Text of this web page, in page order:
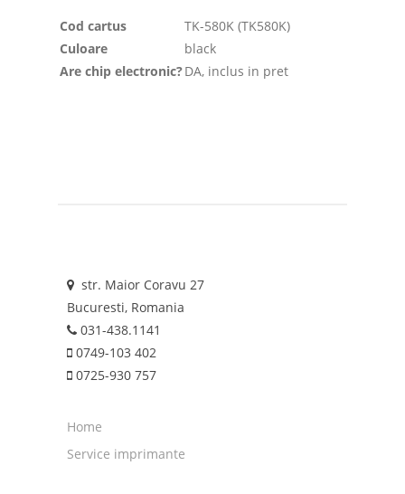
Cod cartus
TK-580K (TK580K)
Culoare
black
Are chip electronic?DA, inclus in pret
str. Maior Coravu 27
Bucuresti, Romania
031-438.1141
0749-103 402
0725-930 757
Home
Service imprimante